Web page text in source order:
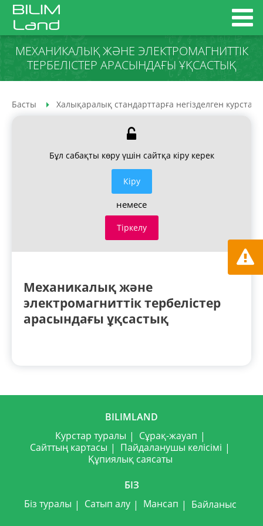
МЕХАНИКАЛЫҚ ЖӘНЕ ЭЛЕКТРОМАГНИТТІК
ТЕРБЕЛІСТЕР АРАСЫНДАҒЫ ҰҚСАСТЫҚ
Басты Халықаралық стандарттарға негізделген курстар
Бұл сабақты көру үшін сайтқа кіру керек
Кiру
немесе
Тіркелу
Механикалық және
электромагниттік тербелістер
арасындағы ұқсастық
BILIMLAND
Курстар туралы
Сұрақ-жауап
Сайттың картасы
Пайдаланушы келісімі
Құпиялық саясаты
БІЗ
Біз туралы
Сатып алу Мансап Байланыс